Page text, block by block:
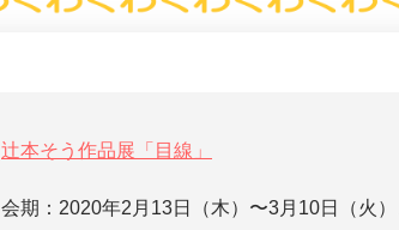
辻本そう作品展「目線」
会期：2020年2月13日（木）〜3月10日（火）